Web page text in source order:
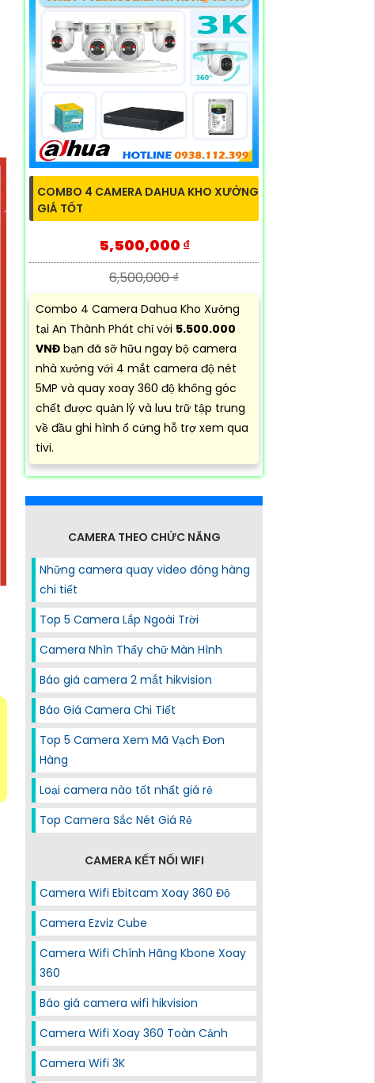
COMBO 4 CAMERA DAHUA KHO XƯỞNG
GIÁ TỐT
5,500,000 ₫
6,500,000 ₫
Combo 4 Camera Dahua Kho Xưởng
tại An Thành Phát chỉ với 5.500.000
VNĐ bạn đã sỡ hữu ngay bộ camera
nhà xưởng với 4 mắt camera độ nét
5MP và quay xoay 360 độ không góc
chết được quản lý và lưu trữ tập trung
về đầu ghi hình ổ cứng hỗ trợ xem qua
tivi.
CAMERA THEO CHỨC NĂNG
Những camera quay video đóng hàng
chi tiết
Top 5 Camera Lắp Ngoài Trời
Camera Nhìn Thấy chữ Màn Hình
Báo giá camera 2 mắt hikvision
Báo Giá Camera Chi Tiết
Top 5 Camera Xem Mã Vạch Đơn
Hàng
Loại camera nào tốt nhất giá rẻ
Top Camera Sắc Nét Giá Rẻ
CAMERA KẾT NỐI WIFI
Camera Wifi Ebitcam Xoay 360 Độ
Camera Ezviz Cube
Camera Wifi Chính Hãng Kbone Xoay
360
Báo giá camera wifi hikvision
Camera Wifi Xoay 360 Toàn Cảnh
Camera Wifi 3K